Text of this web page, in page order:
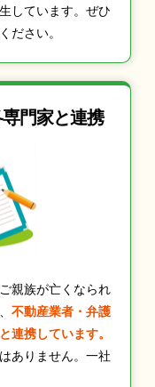
しています。ぜひ
ださい。
門家と連携
親族が亡くなられ
不動産業者・弁護
連携しています。
ありません。一社